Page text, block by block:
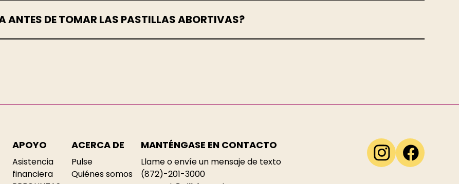
ANTES DE TOMAR LAS PASTILLAS ABORTIVAS?
APOYO
Asistencia
financiera
ACERCA DE
Pulse
Quiénes somos
MANTÉNGASE EN CONTACTO
Llame o envíe un mensaje de texto
(872)-201-3000